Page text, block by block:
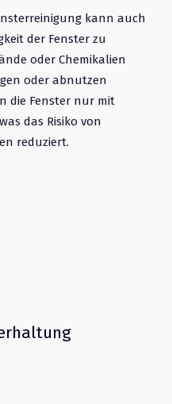
kann auch
der Fenster zu
oder Chemikalien
oder abnutzen
die Fenster nur mit
das Risiko von
reduziert.